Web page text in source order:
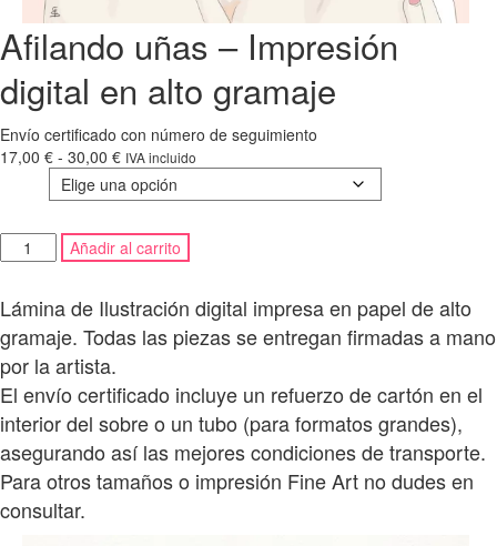
Afilando uñas – Impresión
digital en alto gramaje
Envío certificado con número de seguimiento
17,00 € - 30,00 €Rango
de
precios:
17,00 €
hasta
IVA incluido
Afilando
uñas
Impresión
digital
en
alto
gramaje
cantidad
Añadir al carrito
Lámina de Ilustración digital impresa en papel de alto
gramaje. Todas las piezas se entregan firmadas a mano
por la artista.
El envío certificado incluye un refuerzo de cartón en el
interior del sobre o un tubo (para formatos grandes),
asegurando así las mejores condiciones de transporte.
Para otros tamaños o impresión Fine Art no dudes en
consultar.